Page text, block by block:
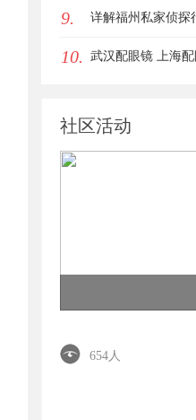
9. 详解福州私家侦探
方位指南
10. 武汉配眼镜 上海
社区活动
654人